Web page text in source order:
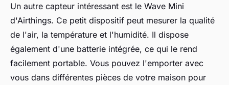
Un autre capteur intéressant est le Wave Mini
d'Airthings. Ce petit dispositif peut mesurer la qualité
de l'air, la température et l'humidité. Il dispose
également d'une batterie intégrée, ce qui le rend
facilement portable. Vous pouvez l'emporter avec
vous dans différentes pièces de votre maison pour